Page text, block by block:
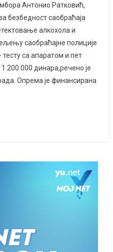
Антонио Ратковић,
безбедност саобраћаја
алкохола и
саобраћајне полиције
са апаратом и пет
динара,речено је
Опрема је финансирана